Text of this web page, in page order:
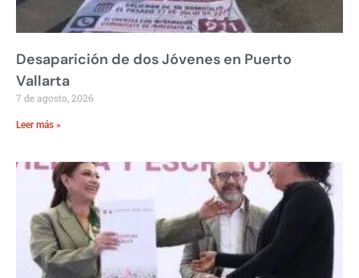
Desaparición de dos Jóvenes en Puerto
Vallarta
7 de agosto, 2026
Leer más »